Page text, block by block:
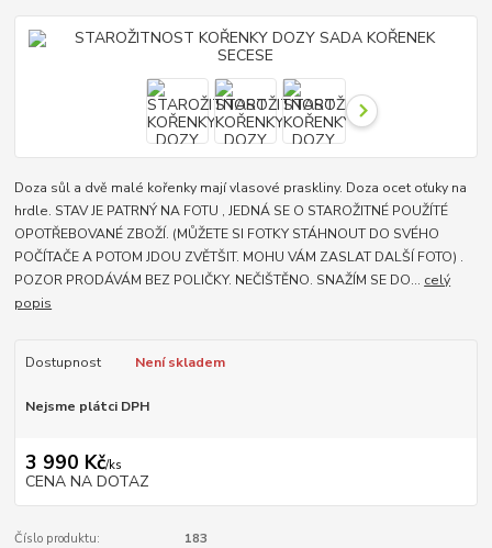
Doza sůl a dvě malé kořenky mají vlasové praskliny. Doza ocet oťuky na
hrdle. STAV JE PATRNÝ NA FOTU , JEDNÁ SE O STAROŽITNÉ POUŽÍTÉ
OPOTŘEBOVANÉ ZBOŽÍ. (MŮŽETE SI FOTKY STÁHNOUT DO SVÉHO
POČÍTAČE A POTOM JDOU ZVĚTŠIT. MOHU VÁM ZASLAT DALŠÍ FOTO) .
POZOR PRODÁVÁM BEZ POLIČKY. NEČIŠTĚNO. SNAŽÍM SE DO... celý
popis
Dostupnost Není skladem
Nejsme plátci DPH
3 990 Kč/ks
CENA NA DOTAZ
Číslo produktu: 183